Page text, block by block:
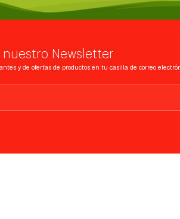
Newsletter
y de ofertas de productos en tu casilla de correo